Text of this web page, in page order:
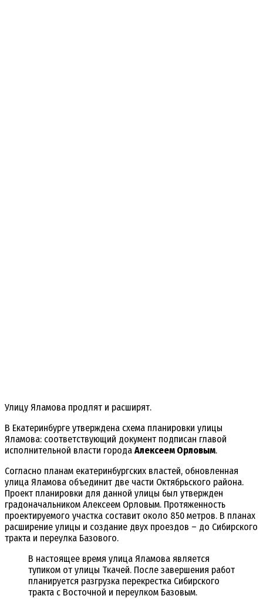
Улицу Яламова продлят и расширят.
В Екатеринбурге утверждена схема планировки улицы
Яламова: соответствующий документ подписан главой
исполнительной власти города Алексеем Орловым.
Согласно планам екатеринбургских властей, обновленная
улица Яламова объединит две части Октябрьского района.
Проект планировки для данной улицы был утвержден
градоначальником Алексеем Орловым. Протяженность
проектируемого участка составит около 850 метров. В планах
расширение улицы и создание двух проездов – до Сибирского
тракта и переулка Базового.
В настоящее время улица Яламова является
тупиком от улицы Ткачей. После завершения работ
планируется разгрузка перекрестка Сибирского
тракта с Восточной и переулком Базовым.